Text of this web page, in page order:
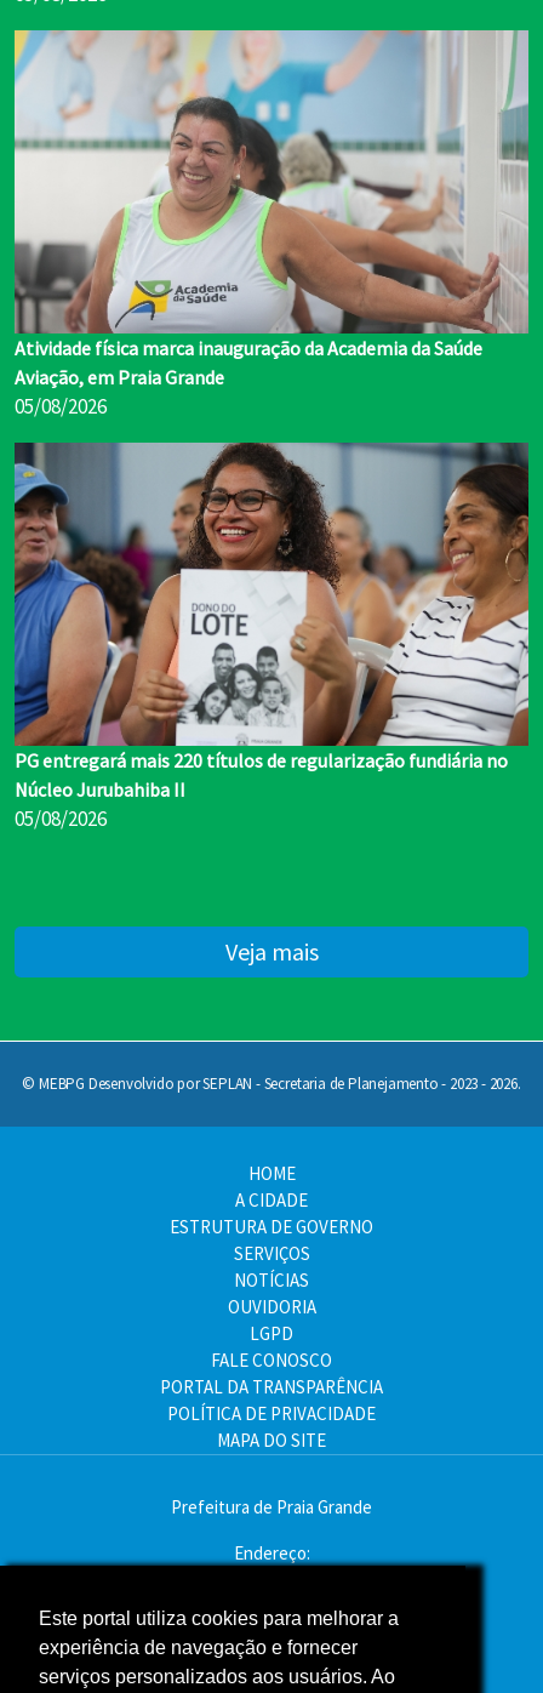
Este portal utiliza cookies para melhorar a
experiência de navegação e fornecer
serviços personalizados aos usuários. Ao
Atividade física marca inauguração da Academia da Saúde
Aviação, em Praia Grande
PG entregará mais 220 títulos de regularização fundiária no
Núcleo Jurubahiba II
Veja mais
HOME
A CIDADE
ESTRUTURA DE GOVERNO
SERVIÇOS
NOTÍCIAS
OUVIDORIA
LGPD
FALE CONOSCO
PORTAL DA TRANSPARÊNCIA
POLÍTICA DE PRIVACIDADE
MAPA DO SITE
Endereço:
CEP: 11704-900
Telefone:(13) 3496-2000